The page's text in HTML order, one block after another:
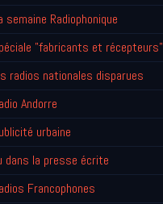
semaine Radiophonique
"fabricants et récepteurs"
radios nationales disparues
Andorre
urbaine
dans la presse écrite
Francophones